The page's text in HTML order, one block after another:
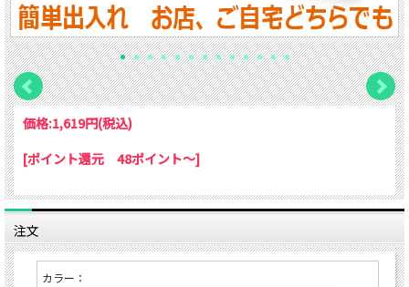
価格:1,619円(税込)
[ポイント還元 48ポイント～]
注文
カラー：